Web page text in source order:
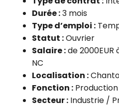
Durée :3 mois
Type d’emploi :
Statut :Ouvrier
Salaire :de 2000EUR
NC
Localisation :
Fonction :
Secteur : Industrie /